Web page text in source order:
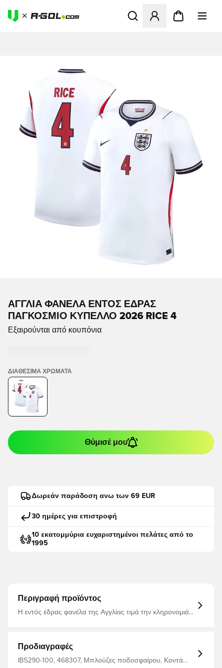
Ανοίγει ένα Modal για να
ΑΓΓΛΊΑ ΦΑΝΈΛΑ ΕΝΤΌΣ ΈΔΡΑΣ
ΠΑΓΚΌΣΜΙΟ ΚΎΠΕΛΛΟ 2026 RICE 4
Εξαιρούνται από κουπόνια
ΔΙΑΘΈΣΙΜΑ ΧΡΏΜΑΤΑ
Θύμισέ μου
Δωρεάν παράδοση ανω των 69 EUR
30 ημέρες για επιστροφή
10 εκατομμύρια ευχαριστημένοι πελάτες από το
1995
Περιγραφή προϊόντος
Η εντός έδρας φανέλα της Αγγλίας τιμά την κληρονομιά
από την ποδοσφαιρική κουλτούρα της χώρας είναι
υφασμένα στο ύφασμα, δημιουργώντας βάθος χωρίς να
επισκιάζουν την κλασική σιλουέτα. Ένα μεταλλικό χρυσό
Προδιαγραφές
IB5290-100, 468307, Μπλούζες ποδοσφαίρου, Κοντά